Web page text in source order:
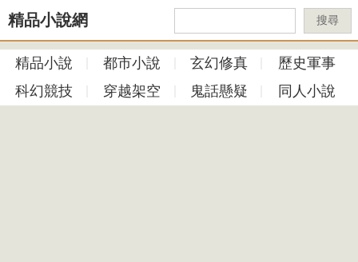
精品小說網 搜尋
精品小說 都市小說 玄幻修真
歷史軍事
科幻競技
穿越架空 鬼話懸疑 同人小說